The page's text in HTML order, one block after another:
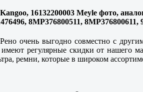
16132200003 Meyle фото,
8MP376800511,
очень выгодно совместно с
регулярные скидки от нашего
ремни, которые в широком